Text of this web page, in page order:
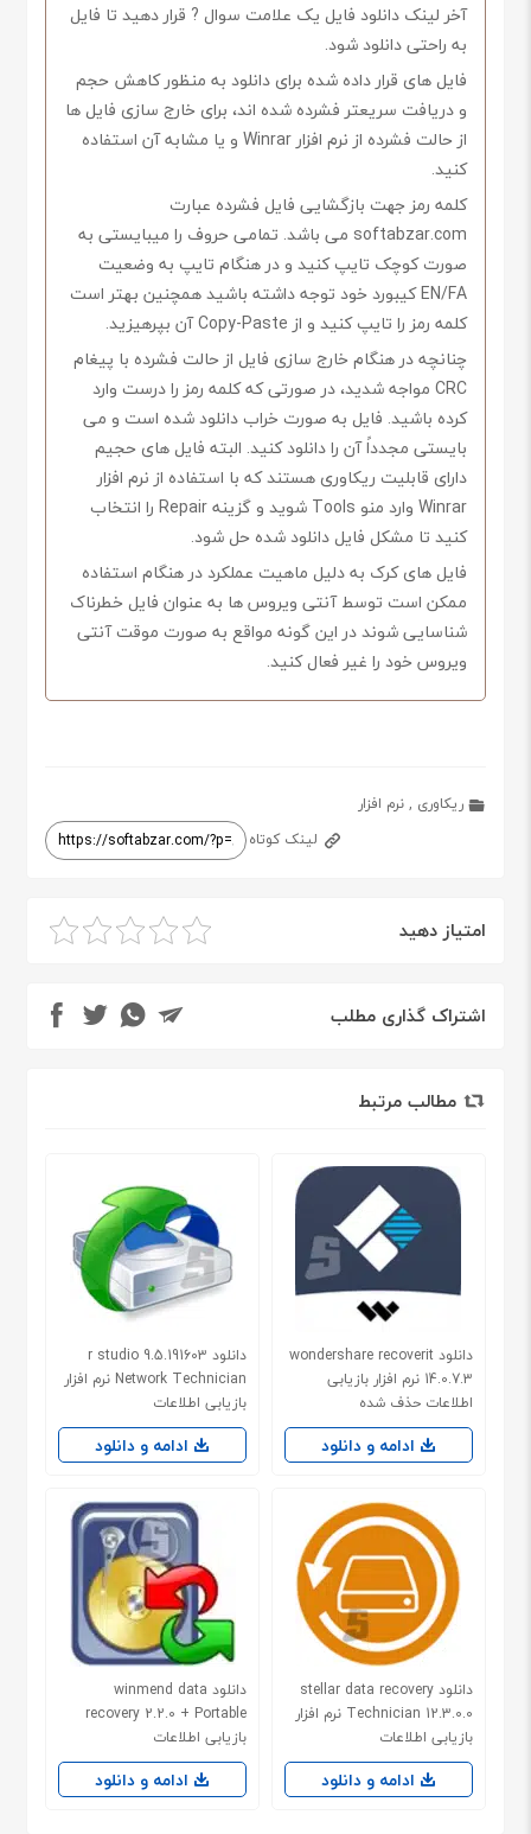
آخر لینک دانلود فایل یک علامت سوال ? قرار دهید تا فایل
به راحتی دانلود شود.
فایل های قرار داده شده برای دانلود به منظور کاهش حجم
و دریافت سریعتر فشرده شده اند، برای خارج سازی فایل ها
از حالت فشرده از نرم افزار Winrar و یا مشابه آن استفاده
کنید.
کلمه رمز جهت بازگشایی فایل فشرده عبارت
softabzar.com می باشد. تمامی حروف را میبایستی به
صورت کوچک تایپ کنید و در هنگام تایپ به وضعیت
EN/FA کیبورد خود توجه داشته باشید همچنین بهتر است
کلمه رمز را تایپ کنید و از Copy-Paste آن بپرهیزید.
چنانچه در هنگام خارج سازی فایل از حالت فشرده با پیغام
CRC مواجه شدید، در صورتی که کلمه رمز را درست وارد
کرده باشید. فایل به صورت خراب دانلود شده است و می
بایستی مجدداً آن را دانلود کنید. البته فایل های حجیم
دارای قابلیت ریکاوری هستند که با استفاده از نرم افزار
Winrar وارد منو Tools شوید و گزینه Repair را انتخاب
کنید تا مشکل فایل دانلود شده حل شود.
فایل های کرک به دلیل ماهیت عملکرد در هنگام استفاده
ممکن است توسط آنتی ویروس ها به عنوان فایل خطرناک
شناسایی شوند در این گونه مواقع به صورت موقت آنتی
ویروس خود را غیر فعال کنید.
ریکاوری ,نرم افزار
لینک کوتاه
امتیاز دهید
اشتراک گذاری مطلب
مطالب مرتبط
دانلود wondershare recoverit
14.0.7.3 نرم افزار بازیابی
اطلاعات حذف شده
ادامه و دانلود
دانلود r studio 9.5.191603
Network Technician نرم افزار
بازیابی اطلاعات
ادامه و دانلود
دانلود stellar data recovery
Technician 12.3.0.0 نرم افزار
بازیابی اطلاعات
ادامه و دانلود
دانلود winmend data
recovery 2.2.0 + Portable
بازیابی اطلاعات
ادامه و دانلود